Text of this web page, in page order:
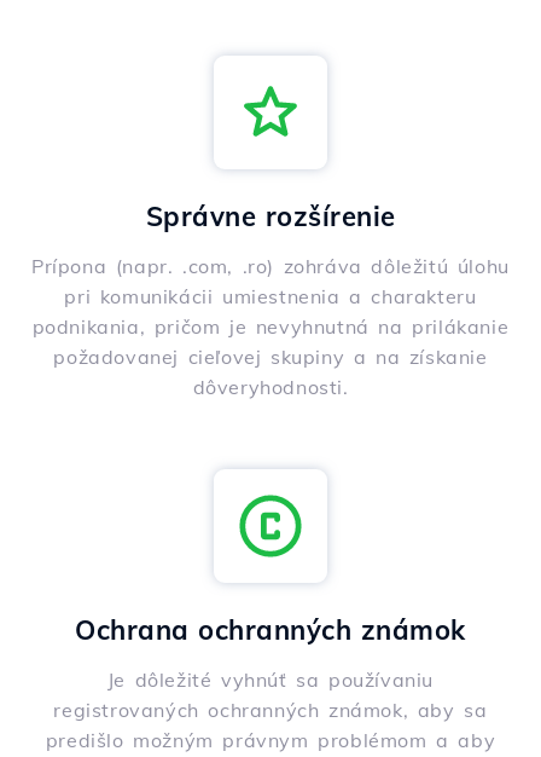
Správne rozšírenie
Prípona (napr. .com, .ro) zohráva dôležitú úlohu
pri komunikácii umiestnenia a charakteru
podnikania, pričom je nevyhnutná na prilákanie
požadovanej cieľovej skupiny a na získanie
dôveryhodnosti.
Ochrana ochranných známok
Je dôležité vyhnúť sa používaniu
registrovaných ochranných známok, aby sa
predišlo možným právnym problémom a aby